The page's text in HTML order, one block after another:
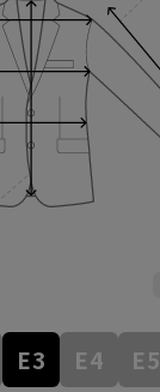
E3 E4 E5